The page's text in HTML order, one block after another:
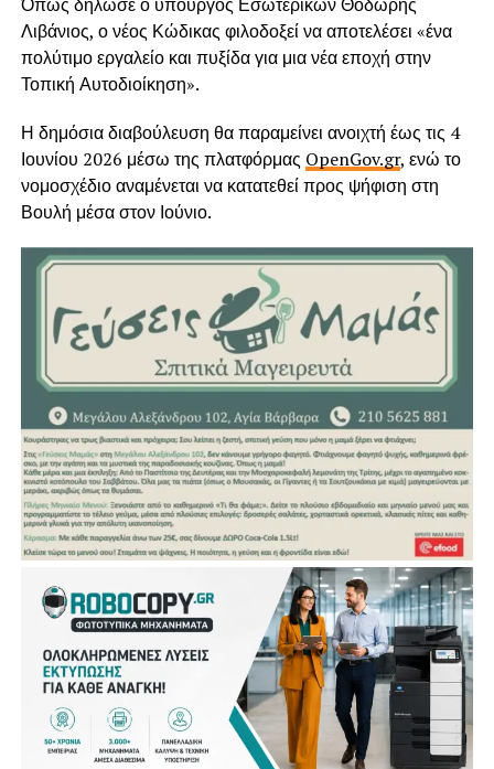
Λιβάνιος, ο νέος Κώδικας φιλοδοξεί να αποτελέσει «ένα
πολύτιμο εργαλείο και πυξίδα για μια νέα εποχή στην
Τοπική Αυτοδιοίκηση».
Η δημόσια διαβούλευση θα παραμείνει ανοιχτή έως τις 4
Ιουνίου 2026 μέσω της πλατφόρμας OpenGov.gr, ενώ το
νομοσχέδιο αναμένεται να κατατεθεί προς ψήφιση στη
Βουλή μέσα στον Ιούνιο.